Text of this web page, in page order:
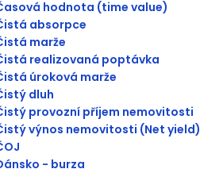
hodnota (time value)
absorpce
marže
realizovaná poptávka
úroková marže
dluh
provozní příjem nemovitosti
výnos nemovitosti (Net yield)
- burza